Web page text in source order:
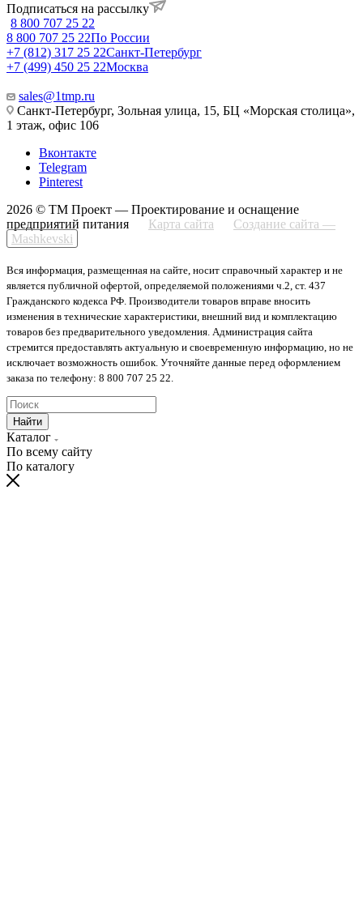
Подписаться на рассылку
8 800 707 25 22
8 800 707 25 22По России
+7 (812) 317 25 22Санкт-Петербург
+7 (499) 450 25 22Москва
sales@1tmp.ru
Санкт-Петербург, Зольная улица, 15, БЦ «Морская столица»,
1 этаж, офис 106
Вконтакте
Telegram
Pinterest
2026 © ТМ Проект — Проектирование и оснащение
предприятий питания
Карта сайта
Создание сайта —
Mashkevski
Вся информация, размещенная на сайте, носит справочный характер и не
является публичной офертой, определяемой положениями ч.2, ст. 437
Гражданского кодекса РФ. Производители товаров вправе вносить
изменения в технические характеристики, внешний вид и комплектацию
товаров без предварительного уведомления. Администрация сайта
стремится предоставлять актуальную и своевременную информацию, но не
исключает возможность ошибок. Уточняйте данные перед оформлением
заказа по телефону: 8 800 707 25 22.
Найти
Каталог
По всему сайту
По каталогу